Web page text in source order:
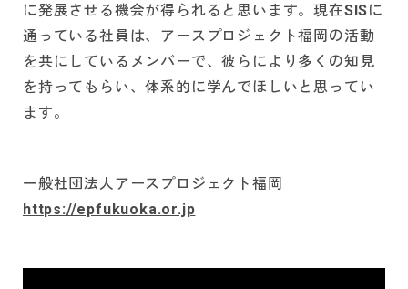
に発展させる機会が得られると思います。現在SISに
通っている社員は、アースプロジェクト福岡の活動
を共にしているメンバーで、彼らにより多くの知見
を持ってもらい、体系的に学んでほしいと思ってい
ます。
一般社団法人アースプロジェクト福岡
https://epfukuoka.or.jp